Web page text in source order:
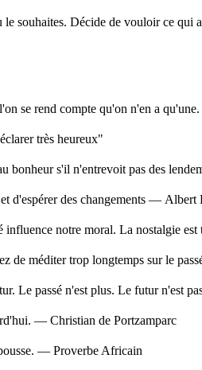
le souhaites. Décide de vouloir ce
se rend compte qu'on n'en a
très heureux"
bonheur s'il n'entrevoit pas des
d'espérer des changements — Albert
influence notre moral. La nostalgie
de méditer trop longtemps sur le
Le passé n'est plus. Le futur n'est
— Christian de Portzamparc
— Proverbe Africain